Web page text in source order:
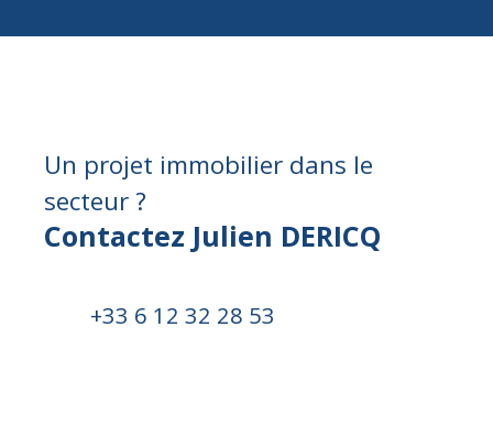
Un projet immobilier dans le
secteur ?
Contactez Julien DERICQ
+33 6 12 32 28 53